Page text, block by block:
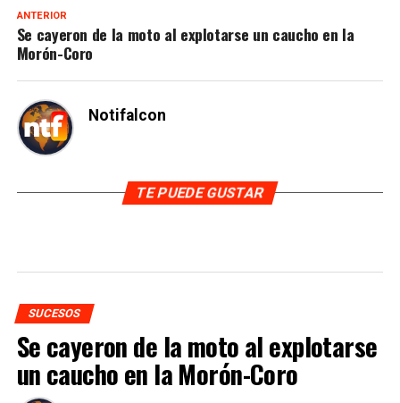
ANTERIOR
Se cayeron de la moto al explotarse un caucho en la
Morón-Coro
Notifalcon
TE PUEDE GUSTAR
SUCESOS
Se cayeron de la moto al explotarse
un caucho en la Morón-Coro